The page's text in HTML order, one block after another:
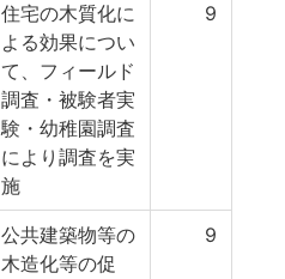
住宅の木質化に
よる効果につい
て、フィールド
調査・被験者実
験・幼稚園調査
により調査を実
施
9
公共建築物等の
木造化等の促
9